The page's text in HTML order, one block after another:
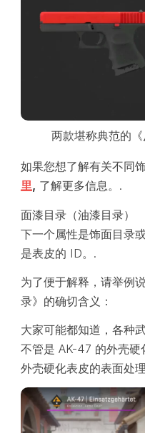
两款堪称典范的
如果您想了解有关不同
里, 了解更多信息。.
面漆目录（油漆目录）
下一个属性是饰面目录
是表皮的 ID。.
为了便于解释，请举例
录》的确切含义：
大家可能都知道，各种
不管是 AK-47 的外壳硬
外壳硬化表皮的表面处